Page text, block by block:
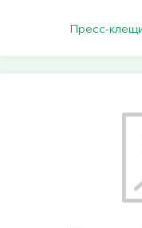
Пресс-